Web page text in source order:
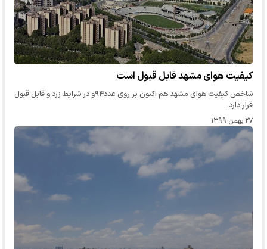
کیفیت هوای مشهد قابل قبول است
شاخص کیفیت هوای مشهد هم اکنون بر روی عدد۹۴و در شرایط زرد و قابل قبول
قرار دارد.
۲۷ بهمن ۱۳۹۹